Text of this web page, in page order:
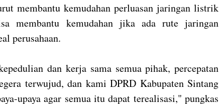
membantu kemudahan perluasan jaringan listrik
membantu kemudahan jika ada rute jaringan
perusahaan.
dan kerja sama semua pihak, percepatan
terwujud, dan kami DPRD Kabupaten Sintang
upaya agar semua itu dapat terealisasi," pungkas